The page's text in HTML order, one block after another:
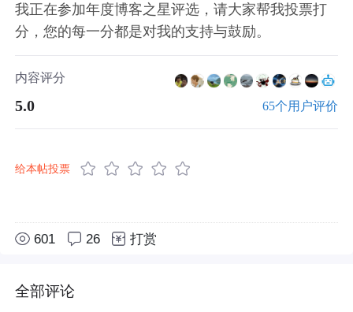
我正在参加年度博客之星评选，请大家帮我投票打
分，您的每一分都是对我的支持与鼓励。
内容评分
5.0 65个用户评价
给本帖投票
601 26 打赏
全部评论